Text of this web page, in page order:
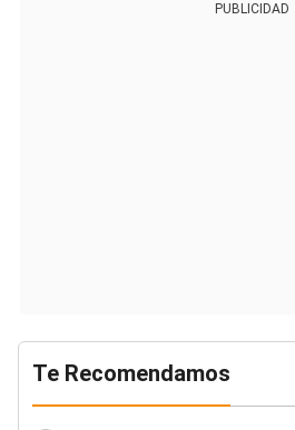
PUBLICIDAD
Te Recomendamos